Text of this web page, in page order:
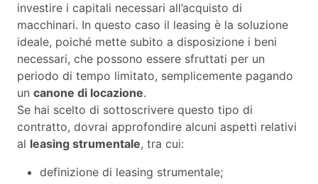
investire i capitali necessari all’acquisto di
macchinari. In questo caso il leasing è la soluzione
ideale, poiché mette subito a disposizione i beni
necessari, che possono essere sfruttati per un
periodo di tempo limitato, semplicemente pagando
un canone di locazione.
Se hai scelto di sottoscrivere questo tipo di
contratto, dovrai approfondire alcuni aspetti relativi
al leasing strumentale, tra cui:
definizione di leasing strumentale;